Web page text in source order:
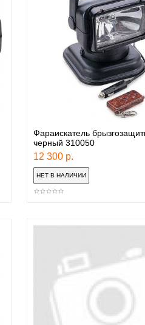
Фараискатель
черный 310050
12 300 р.